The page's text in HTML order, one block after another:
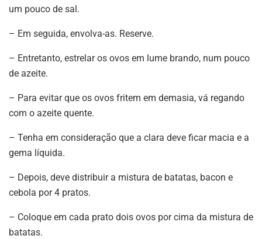
um pouco de sal.
– Em seguida, envolva-as. Reserve.
– Entretanto, estrelar os ovos em lume brando, num pouco
de azeite.
– Para evitar que os ovos fritem em demasia, vá regando
com o azeite quente.
– Tenha em consideração que a clara deve ficar macia e a
gema líquida.
– Depois, deve distribuir a mistura de batatas, bacon e
cebola por 4 pratos.
– Coloque em cada prato dois ovos por cima da mistura de
batatas.